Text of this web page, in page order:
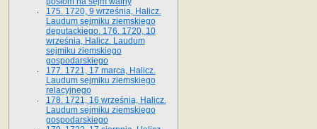
175. 1720, 9 września, Halicz.
Laudum sejmiku ziemskiego
deputackiego. 176. 1720, 10
września, Halicz. Laudum
sejmiku ziemskiego
gospodarskiego
177. 1721, 17 marca, Halicz.
Laudum sejmiku ziemskiego
relacyjnego
178. 1721, 16 września, Halicz.
Laudum sejmiku ziemskiego
gospodarskiego